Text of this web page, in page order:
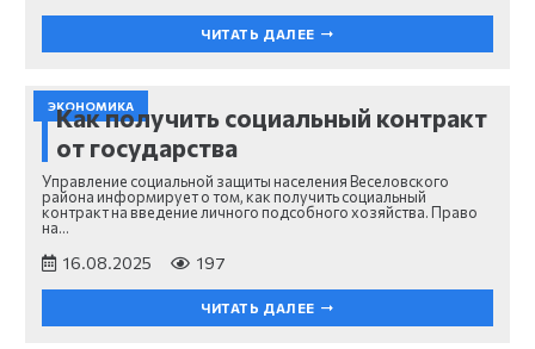
ЧИТАТЬ ДАЛЕЕ
ЭКОНОМИКА
Как получить социальный контракт
от государства
Управление социальной защиты населения Веселовского
района информирует о том, как получить социальный
контракт на введение личного подсобного хозяйства. Право
на…
16.08.2025 197
ЧИТАТЬ ДАЛЕЕ